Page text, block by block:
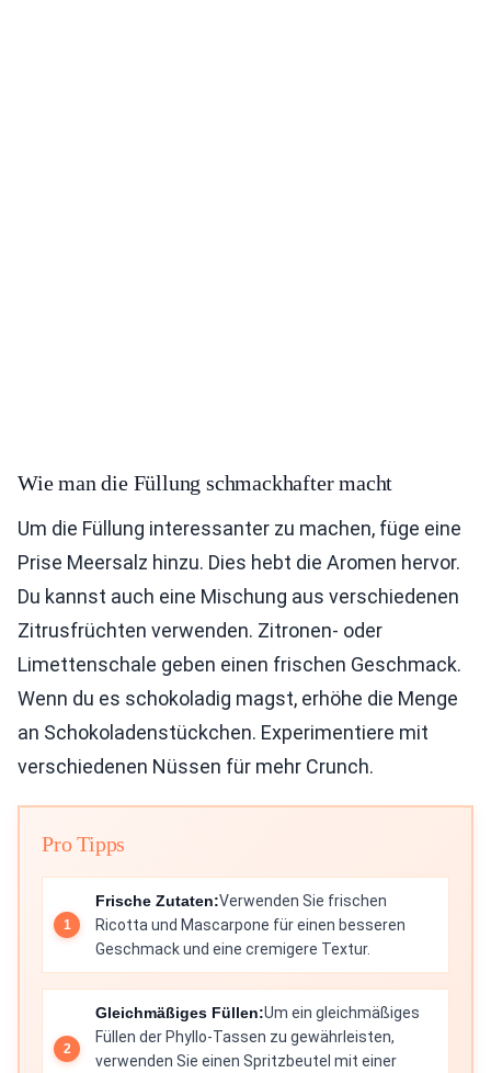
Wie man die Füllung schmackhafter macht
Um die Füllung interessanter zu machen, füge eine
Prise Meersalz hinzu. Dies hebt die Aromen hervor.
Du kannst auch eine Mischung aus verschiedenen
Zitrusfrüchten verwenden. Zitronen- oder
Limettenschale geben einen frischen Geschmack.
Wenn du es schokoladig magst, erhöhe die Menge
an Schokoladenstückchen. Experimentiere mit
verschiedenen Nüssen für mehr Crunch.
Pro Tipps
Frische Zutaten:Verwenden Sie frischen
Ricotta und Mascarpone für einen besseren
Geschmack und eine cremigere Textur.
Gleichmäßiges Füllen:Um ein gleichmäßiges
Füllen der Phyllo-Tassen zu gewährleisten,
verwenden Sie einen Spritzbeutel mit einer